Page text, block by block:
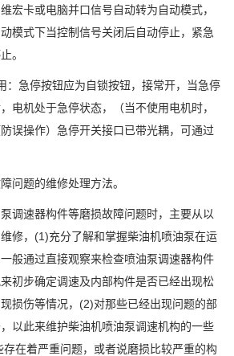
宏卡或电脑并口信号自动转为自动模式，
模式下当控制信号关闭后自动停止，紧急
。
急停按钮应为自锁按钮，接常开，当急停
电机处于急停状态，（当不使用电机时，
误操作）急停开关接口已带光耦，可通过
题的维修处理方法。
速器构件等磨损故障问题时，主要从以
修，(1)充分了解和掌握柴油机喷油泵在运
般通过直接观察来检查喷油泵调速器构件
初步确定调速及内部构件是否已经出现松
损伤等情况，(2)对那些已经出现问题的部
以此来维护柴油机喷油泵调速机构的一些
在着严重问题，或者说磨损比较严重的构